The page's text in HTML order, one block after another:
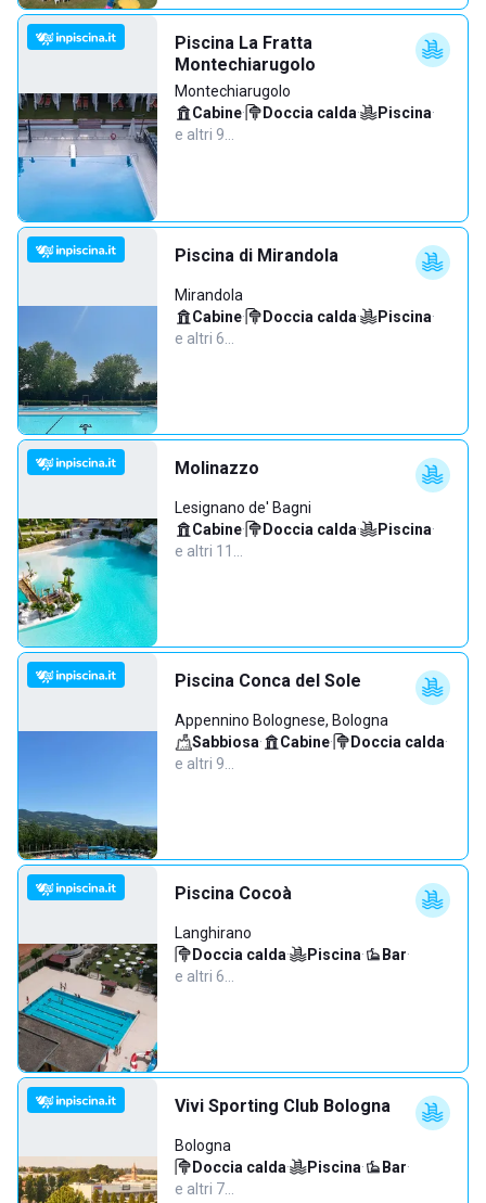
Piscina La Fratta
Montechiarugolo
Montechiarugolo
Cabine· Doccia calda· Piscina·
e altri 9…
Piscina di Mirandola
Mirandola
Cabine· Doccia calda· Piscina·
e altri 6…
Molinazzo
Lesignano de' Bagni
Cabine· Doccia calda· Piscina·
e altri 11…
Piscina Conca del Sole
Appennino Bolognese, Bologna
Sabbiosa· Cabine· Doccia calda·
e altri 9…
Piscina Cocoà
Langhirano
Doccia calda· Piscina· Bar·
e altri 6…
Vivi Sporting Club Bologna
Bologna
Doccia calda· Piscina· Bar·
e altri 7…